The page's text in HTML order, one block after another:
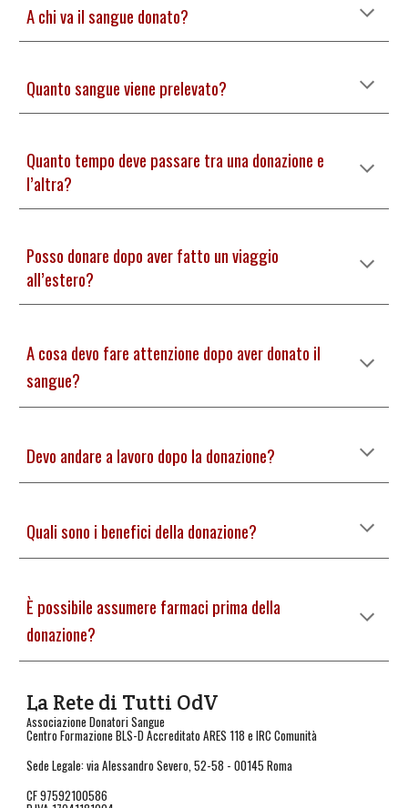
A chi va il sangue donato?
Quanto sangue viene prelevato?
Quanto tempo deve passare tra una donazione e
l’altra?
Posso donare dopo aver fatto un viaggio
all’estero?
A cosa devo fare attenzione dopo aver donato il
sangue?
Devo andare a lavoro dopo la donazione?
Quali sono i benefici della donazione?
È possibile assumere farmaci prima della
donazione?
La Rete di Tutti OdV
Associazione Donatori Sangue
Centro Formazione BLS-D Accreditato ARES 118 e IRC Comunità
Sede Legale: via Alessandro Severo, 52-58 - 00145 Roma
CF 97592100586